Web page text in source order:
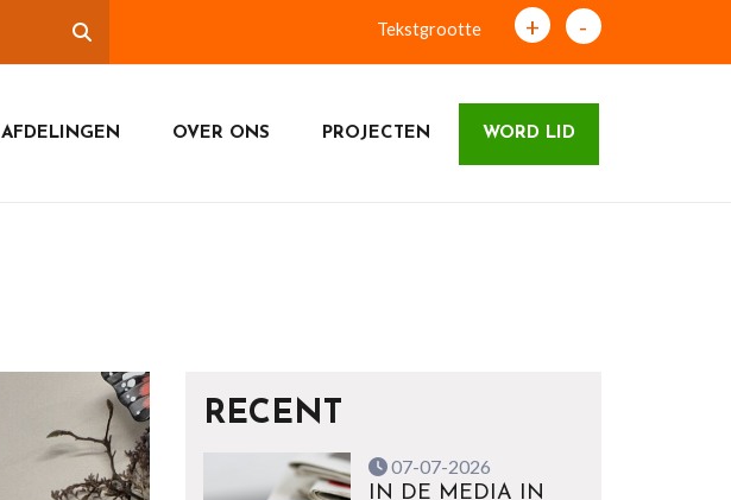
Tekstgrootte + -
AFDELINGEN OVER ONS PROJECTEN WORD LID
RECENT
07-07-2026
IN DE MEDIA IN